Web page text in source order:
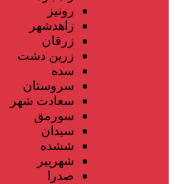
رونیز
زاهدشهر
زرقان
زرین دشت
سده
سروستان
سعادت شهر
سورمق
سیدان
ششده
شهرپیر
صدرا